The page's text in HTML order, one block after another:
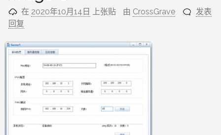
在 2020年10月14日 上张贴 由 CrossGrave
发表
回复